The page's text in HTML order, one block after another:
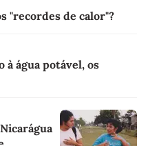
"recordes de calor"?
à água potável, os